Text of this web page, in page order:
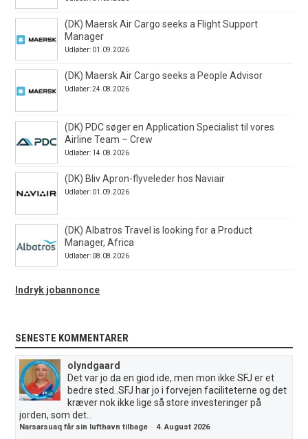
(DK) Maersk Air Cargo seeks a Flight Support
Manager
Udløber: 01.09.2026
(DK) Maersk Air Cargo seeks a People Advisor
Udløber: 24.08.2026
(DK) PDC søger en Application Specialist til vores
Airline Team – Crew
Udløber: 14.08.2026
(DK) Bliv Apron-flyveleder hos Naviair
Udløber: 01.09.2026
(DK) Albatros Travel is looking for a Product
Manager, Africa
Udløber: 08.08.2026
Indryk jobannonce
SENESTE KOMMENTARER
olyndgaard
Det var jo da en giod ide, men mon ikke SFJ er et
bedre sted..SFJ har jo i forvejen faciliteterne og det
kræver nok ikke lige så store investeringer på
jorden, som det...
Narsarsuaq får sin lufthavn tilbage ·4. August 2026